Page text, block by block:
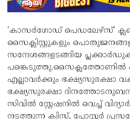
'കാസർഗോഡ് പെഡലേഴ്സ്'
സൈക്ലിസ്റ്റുകളും
സന്ദേശങ്ങളടങ്ങിയ
പങ്കെടുത്തു.സൈക്ലത്തോണിൽ
എല്ലാവർക്കും ഭക്ഷ്യസുരക്ഷാ
ഭക്ഷ്യസുരക്ഷാ
സിവിൽ സ്റ്റേഷനിൽ വെച്ച്
നടത്തുന്ന ക്വിസ്, പോസ്റ്റർ